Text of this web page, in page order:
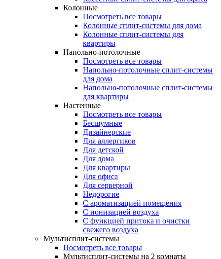
Колонные
Посмотреть все товары
Колонные сплит-системы для дома
Колонные сплит-системы для
квартиры
Напольно-потолочные
Посмотреть все товары
Напольно-потолочные сплит-системы
для дома
Напольно-потолочные сплит-системы
для квартиры
Настенные
Посмотреть все товары
Бесшумные
Дизайнерские
Для аллергиков
Для детской
Для дома
Для квартиры
Для офиса
Для серверной
Недорогие
С ароматизацией помещения
С ионизацией воздуха
С функцией притока и очистки
свежего воздуха
Мультисплит-системы
Посмотреть все товары
Мультисплит-системы на 2 комнаты